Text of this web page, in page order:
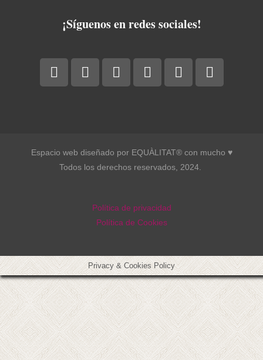
¡Síguenos en redes sociales!
Espacio web diseñado por EQUÀLITAT® con mucho ♥︎
Todos los derechos reservados, 2024.
Política de privacidad
Política de Cookies
Privacy & Cookies Policy